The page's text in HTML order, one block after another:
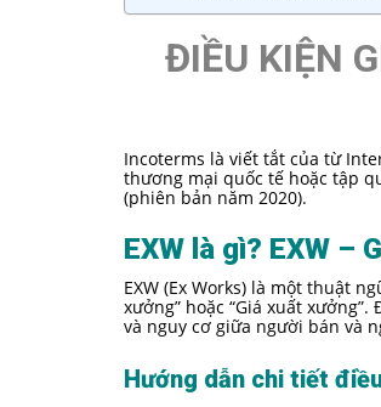
ĐIỀU KIỆN
Incoterms là viết tắt của từ
thương mại quốc tế hoặc tập
(phiên bản năm 2020).
EXW là gì? EXW –
EXW (Ex Works) là một thuật
xưởng” hoặc “Giá xuất
và nguy cơ giữa người bán và
Hướng dẫn chi tiết